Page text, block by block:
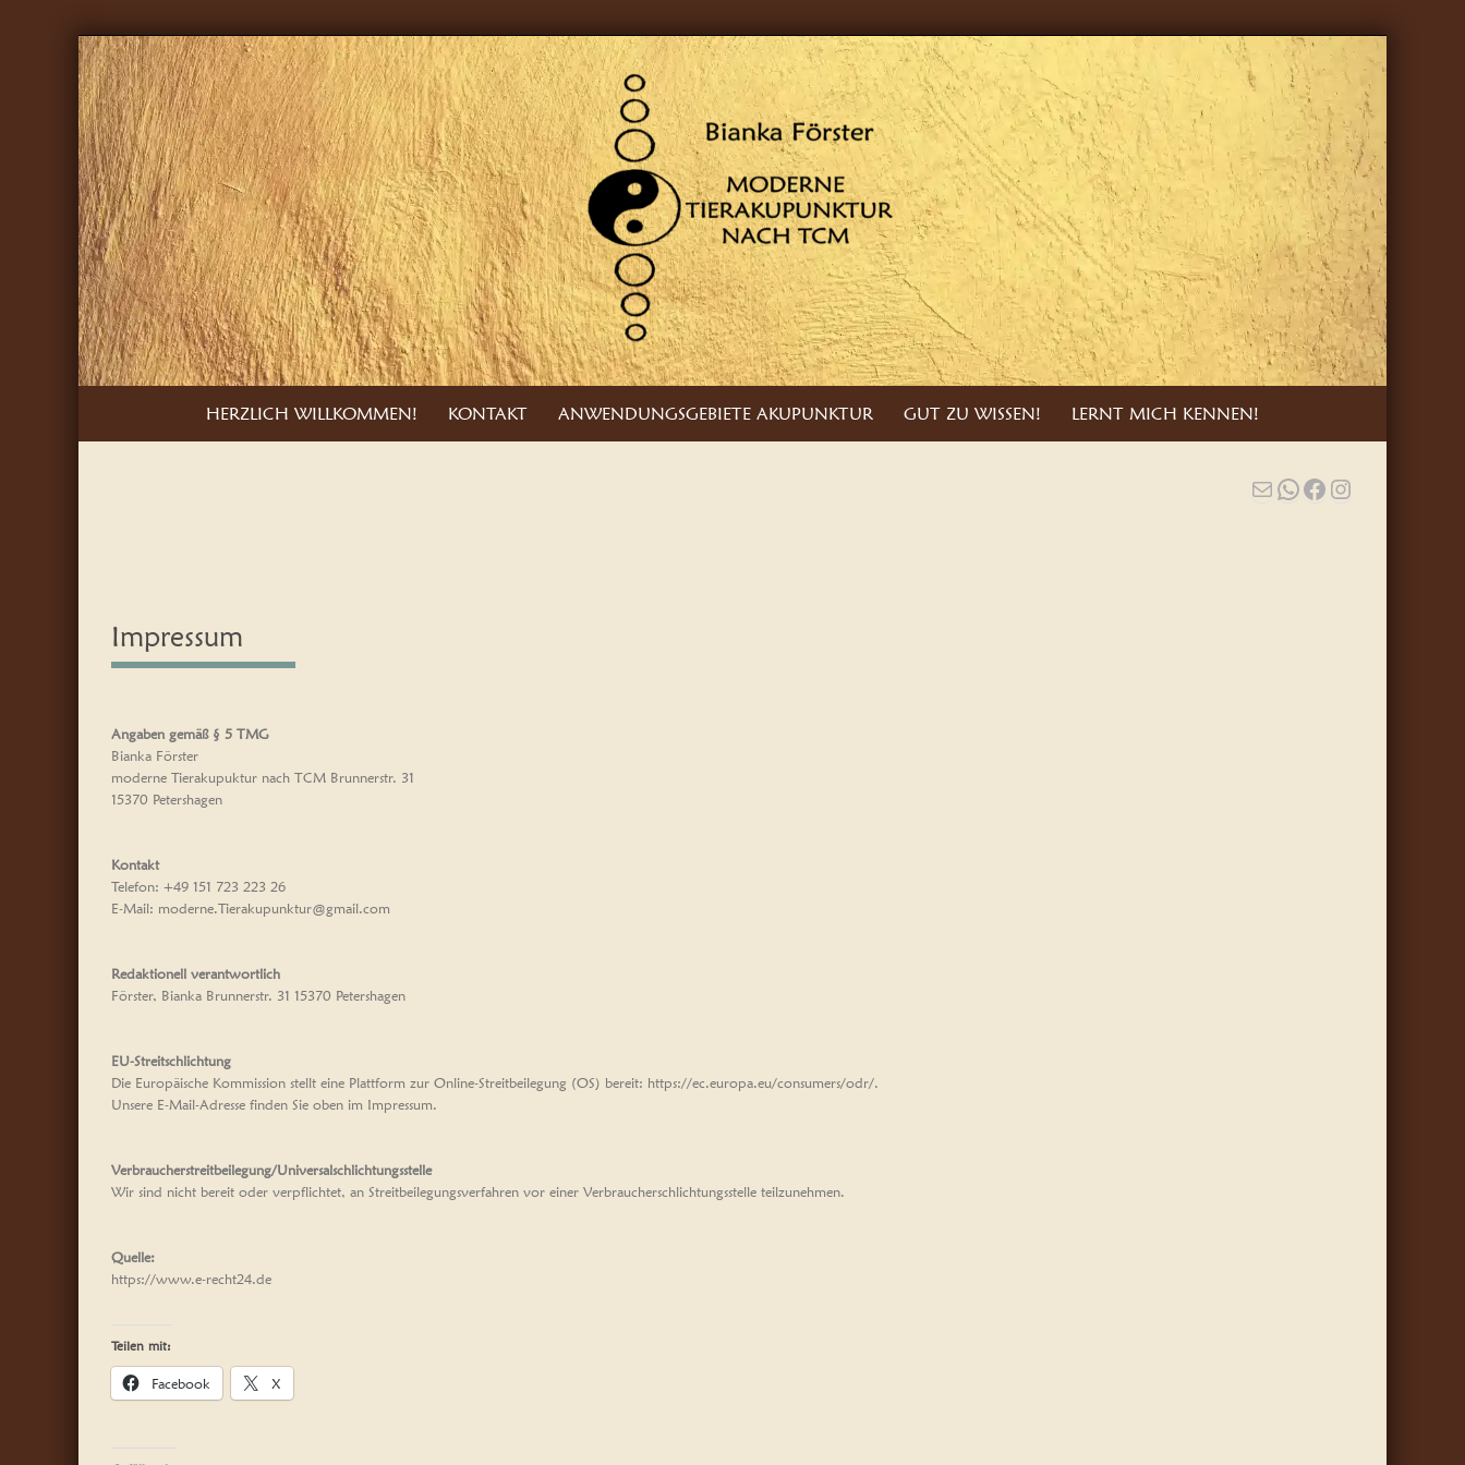
Skip
to
content
HERZLICH WILLKOMMEN! KONTAKT ANWENDUNGSGEBIETE AKUPUNKTUR GUT ZU WISSEN! LERNT MICH KENNEN!
E-Mail WhatsApp Facebook
Instagram
Impressum
Angaben gemäß § 5 TMG
Bianka Förster
moderne Tierakupuktur nach TCM Brunnerstr. 31
15370 Petershagen
Kontakt
Telefon: +49 151 723 223 26
E-Mail: moderne.Tierakupunktur@gmail.com
Redaktionell verantwortlich
Förster, Bianka Brunnerstr. 31 15370 Petershagen
EU-Streitschlichtung
Die Europäische Kommission stellt eine Plattform zur Online-Streitbeilegung (OS) bereit: https://ec.europa.eu/consumers/odr/.
Unsere E-Mail-Adresse finden Sie oben im Impressum.
Verbraucherstreitbeilegung/Universalschlichtungsstelle
Wir sind nicht bereit oder verpflichtet, an Streitbeilegungsverfahren vor einer Verbraucherschlichtungsstelle teilzunehmen.
Quelle:
https://www.e-recht24.de
Teilen mit:
Facebook X